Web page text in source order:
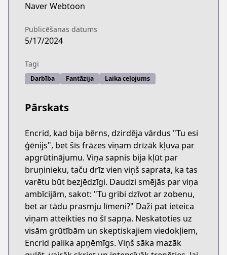
Naver Webtoon
Publicēšanas datums
5/17/2024
Tagi
Darbība Fantāzija Laika ceļojums
Pārskats
Encrid, kad bija bērns, dzirdēja vārdus "Tu esi
ģēnijs", bet šīs frāzes viņam drīzāk kļuva par
apgrūtinājumu. Viņa sapnis bija kļūt par
bruņinieku, taču drīz vien viņš saprata, ka tas
varētu būt bezjēdzīgi. Daudzi smējās par viņa
ambīcijām, sakot: "Tu gribi dzīvot ar zobenu,
bet ar tādu prasmju līmeni?" Daži pat ieteica
viņam atteikties no šī sapņa. Neskatoties uz
visām grūtībām un skeptiskajiem viedokļiem,
Encrid palika apņēmīgs. Viņš sāka mazāk